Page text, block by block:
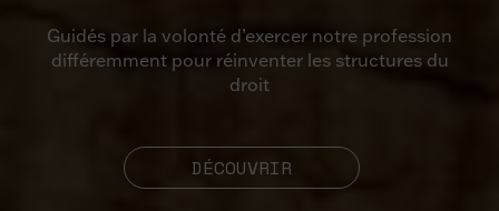
Guidés par la volonté d’exercer notre profession
différemment pour réinventer les structures du
droit
DÉCOUVRIR